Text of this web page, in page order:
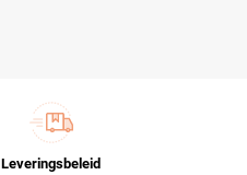
Leveringsbeleid